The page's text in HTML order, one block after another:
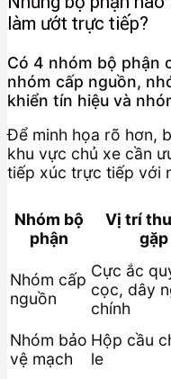
làm ướt trực tiếp?
Có 4 nhóm bộ phận
nhóm cấp nguồn,
khiển tín hiệu và
Để minh họa rõ hơn,
khu vực chủ xe cần
tiếp xúc trực tiếp với
Nhóm bộ
phận
Vị trí
gặp
Nhóm cấp
nguồn
Cực ắc
cọc, dây
chính
Nhóm bảo
vệ mạch
Hộp cầu
le